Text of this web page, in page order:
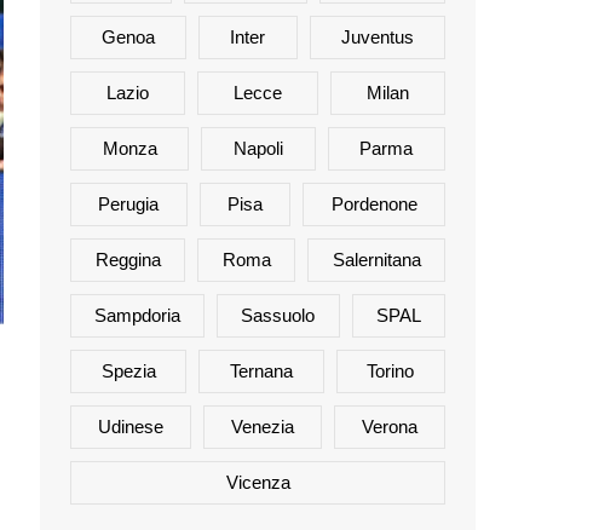
Genoa Inter Juventus
Lazio Lecce Milan
Monza Napoli Parma
Perugia Pisa Pordenone
Reggina Roma Salernitana
Sampdoria Sassuolo SPAL
Spezia Ternana Torino
Udinese Venezia Verona
Vicenza